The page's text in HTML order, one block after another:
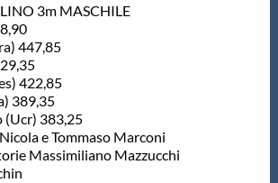
3m MASCHILE
447,85
422,85
389,35
(Ucr) 383,25
e Tommaso Marconi
Massimiliano Mazzucchi